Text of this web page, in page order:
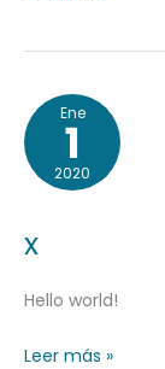
Ene
1
2020
x
Hello world!
Leer más »